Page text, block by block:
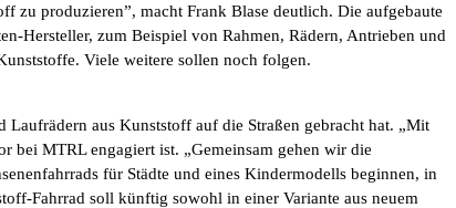
zu produzieren”, macht Frank Blase deutlich. Die aufgebaute
Hersteller, zum Beispiel von Rahmen, Rädern, Antrieben und
Viele weitere sollen noch folgen.
aus Kunststoff auf die Straßen gebracht hat. „Mit
bei MTRL engagiert ist. „Gemeinsam gehen wir die
für Städte und eines Kindermodells beginnen, in
Fahrrad soll künftig sowohl in einer Variante aus neuem